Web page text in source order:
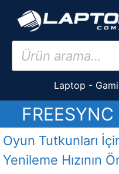
Products
search
Laptop -
Oyun Tutkunları
Yenileme Hızının